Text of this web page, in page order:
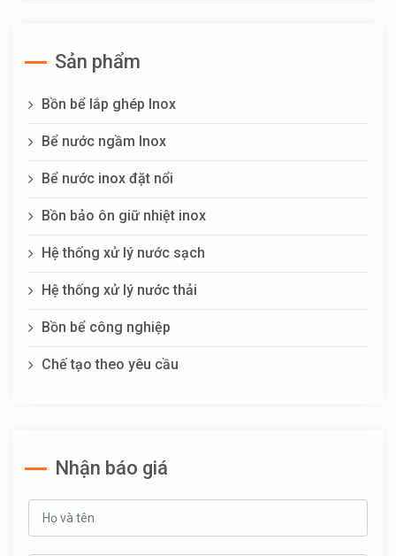
Sản phẩm
Bồn bể lắp ghép Inox
Bể nước ngầm Inox
Bể nước inox đặt nổi
Bồn bảo ôn giữ nhiệt inox
Hệ thống xử lý nước sạch
Hệ thống xử lý nước thải
Bồn bể công nghiệp
Chế tạo theo yêu cầu
Nhận báo giá